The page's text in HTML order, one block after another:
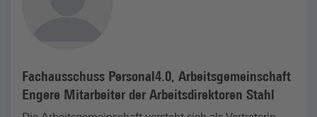
Fachausschuss Personal4.0, Arbeits­gemeinschaft
Engere Mitarbeiter der Arbeitsdirektoren Stahl